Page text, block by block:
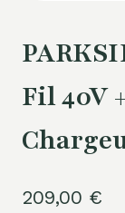
Fil 40V
209,00 €